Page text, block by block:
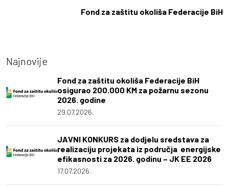
Fond za zaštitu okoliša Federacije BiH
Najnovije
Fond za zaštitu okoliša Federacije BiH
osigurao 200.000 KM za požarnu sezonu
2026. godine
29.07.2026.
JAVNI KONKURS za dodjelu sredstava za
realizaciju projekata iz područja energijske
efikasnosti za 2026. godinu – JK EE 2026
17.07.2026.